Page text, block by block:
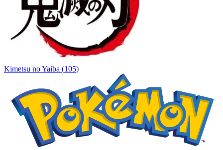
Kimetsu no Yaiba (105)